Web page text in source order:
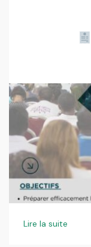
Lire la suite